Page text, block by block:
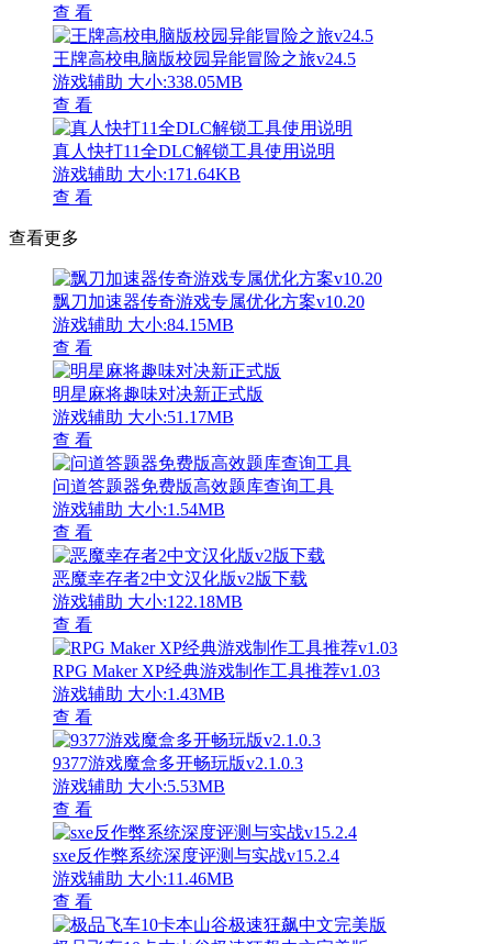
查 看
王牌高校电脑版校园异能冒险之旅v24.5
游戏辅助 大小:338.05MB
查 看
真人快打11全DLC解锁工具使用说明
游戏辅助 大小:171.64KB
查 看
查看更多
飘刀加速器传奇游戏专属优化方案v10.20
游戏辅助 大小:84.15MB
查 看
明星麻将趣味对决新正式版
游戏辅助 大小:51.17MB
查 看
问道答题器免费版高效题库查询工具
游戏辅助 大小:1.54MB
查 看
恶魔幸存者2中文汉化版v2版下载
游戏辅助 大小:122.18MB
查 看
RPG Maker XP经典游戏制作工具推荐v1.03
游戏辅助 大小:1.43MB
查 看
9377游戏魔盒多开畅玩版v2.1.0.3
游戏辅助 大小:5.53MB
查 看
sxe反作弊系统深度评测与实战v15.2.4
游戏辅助 大小:11.46MB
查 看